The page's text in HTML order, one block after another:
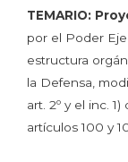
TEMARIO:
por el Poder
estructura
la Defensa,
art. 2º y el inc.
artículos 100 y